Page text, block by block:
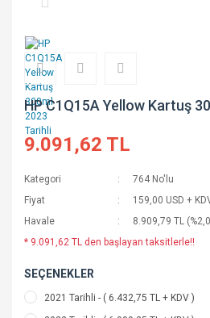
HP C1Q15A Yellow Kartuş
9.091,62 TL
Kategori
764 No'lu
Fiyat
159,00 USD +
Havale
8.909,79 TL
* 9.091,62 TL den başlayan taksitlerle!!
SEÇENEKLER
2021 Tarihli - ( 6.432,75 TL + KDV )